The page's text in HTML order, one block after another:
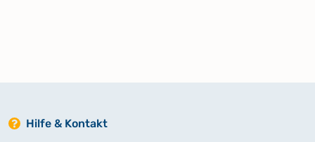
Hilfe & Kontakt